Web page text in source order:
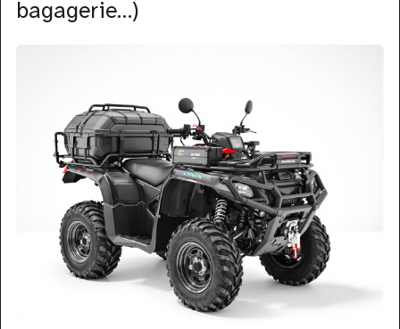
bagagerie…)